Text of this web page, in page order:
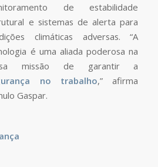
de estabilidade
e sistemas de alerta para
climáticas adversas. “A
é uma aliada poderosa na
missão de garantir a
no trabalho,” afirma
Gaspar.